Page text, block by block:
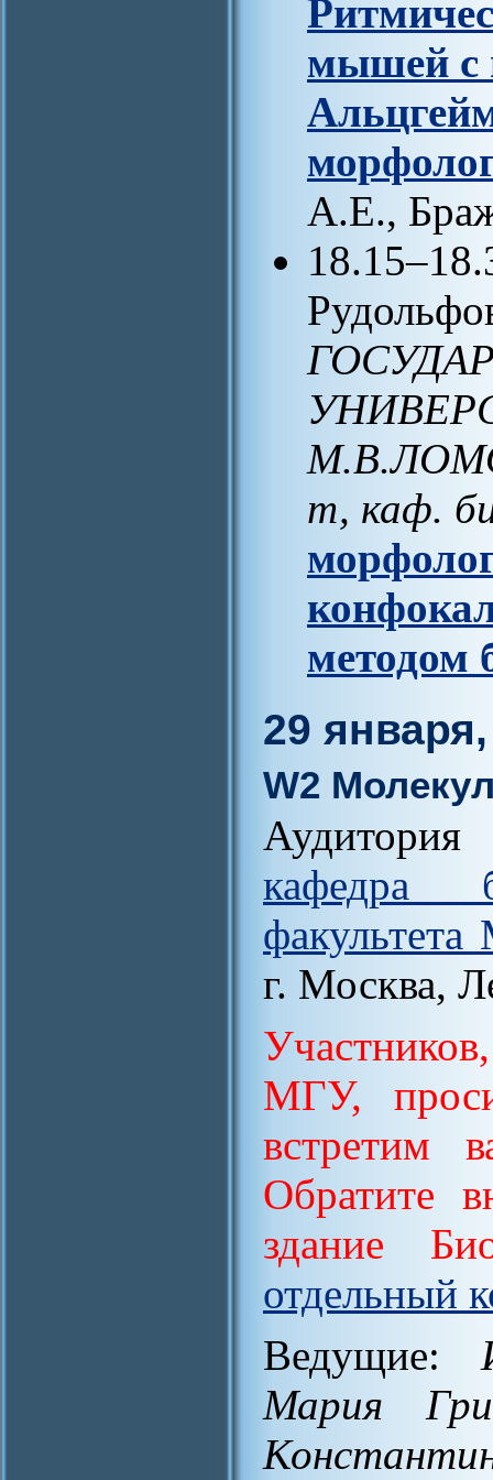
мышей с
А.Е.,
т, каф.
методом
29
W2
кафедра
г. Москва,
МГУ,
встретим
Обратите
здание
отдельный
Ведущие:
Мария